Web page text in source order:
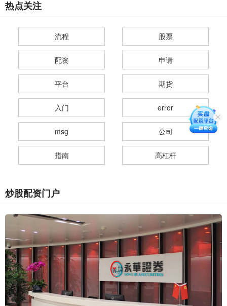
热点关注
流程 股票
配资 申请
平台 期货
入门 error
msg 公司
指南 高杠杆
炒股配资门户